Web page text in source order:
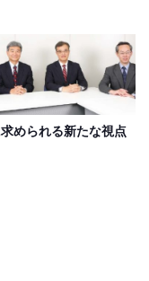
められる新たな視点